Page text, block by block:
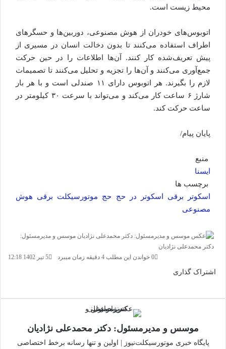
محیط زیست است.
اتوبوس‌های خودران از هوش مصنوعی، دوربین‌ها و حسگرهای
اطراف استفاده می‌کنند تا بدون دخالت انسان در مسیری از
پیش تعریف‌شده کار کنند. آن‌ها اطلاعات را در حین حرکت
جمع‌آوری می‌کنند و آن‌ها را تجزیه و تحلیل می‌کنند تا تصمیمات
لازم را بگیرند. هر اتوبوس دارای ۱۱ صندلی است و با هر بار
شارژ ۶ ساعت کار می‌کند و می‌تواند با سرعت ۳۰ کیلومتر در
ساعت حرکت کند.
پایان پیام/
منبع
ایسنا
برچسب ها
اسکوتر برقی
اسکوتر در حج حج موتورسیکلت برقی
هوش
مصنوعی
موسس و مدیرمسئول:
دکتر محمدعلی نژادیان
ایمیل
5 تیر 1402 12:18 0 خواندن این مطلب 4 دقیقه زمان میبرد
اشتراک گذاری
موسس و مدیرمسئول: دکتر محمدعلی نژادیان
پایگاه خبری موتورسیکلت‌نیوز | اولین و تنها رسانه برخط اختصاصی